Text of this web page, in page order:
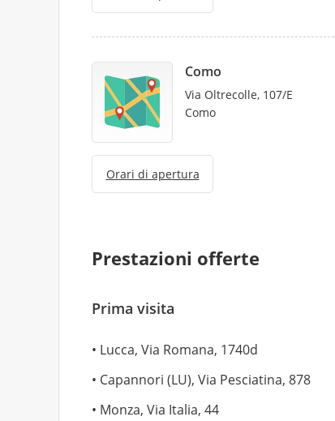
Como
Via Oltrecolle, 107/E
Como
Orari di apertura
Prestazioni offerte
Prima visita
Lucca, Via Romana, 1740d
Capannori (LU), Via Pesciatina, 878
Monza, Via Italia, 44